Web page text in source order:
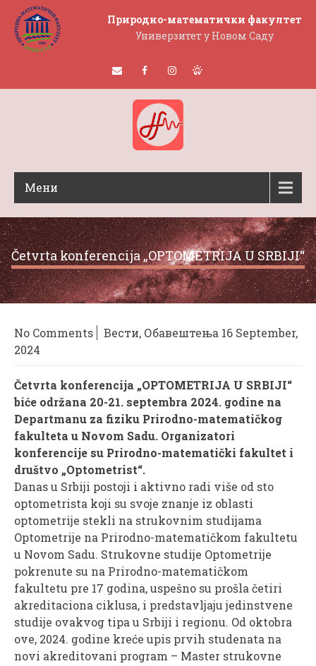
Природно-математички факултет
Универзитет у Новом Саду
Мени
Četvrta konferencija „OPTOMETRIJA U SRBIJI“
No Comments Вести, Обавештења 16 September,
2024
Četvrta konferencija „OPTOMETRIJA U SRBIJI“
biće održana 20-21. septembra 2024. godine na
Departmanu za fiziku Prirodno-matematičkog
fakulteta u Novom Sadu. Organizatori
konferencije su Prirodno-matematički fakultet i
društvo „Optometrist“.
Danas u Srbiji postoji i aktivno radi više od sto
optometrista koji su svoje znanje iz oblasti
optometrije stekli na strukovnim studijama
Optometrije na Prirodno-matematičkom fakultetu
u Novom Sadu. Strukovne studije Optometrije
pokrenute su na Prirodno-matematičkom
fakultetu pre 17 godina, uspešno su prošla četiri
akreditaciona ciklusa, i predstavljaju jedinstvene
studije ovakvog tipa u Srbiji i regionu. Od oktobra
ove, 2024. godine kreće upis prvih studenata na
novi akreditovani program – Master strukovne